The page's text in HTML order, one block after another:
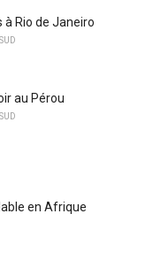
à Rio de Janeiro
au Pérou
en Afrique